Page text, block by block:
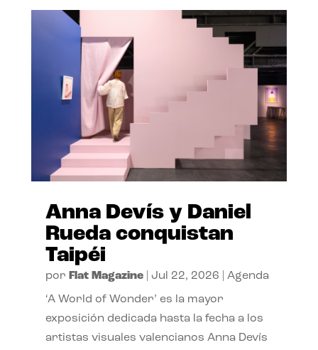
Anna Devís y Daniel
Rueda conquistan
Taipéi
por Flat Magazine| Jul 22, 2026 Agenda
‘A World of Wonder’ es la mayor
exposición dedicada hasta la fecha a los
artistas visuales valencianos Anna Devís